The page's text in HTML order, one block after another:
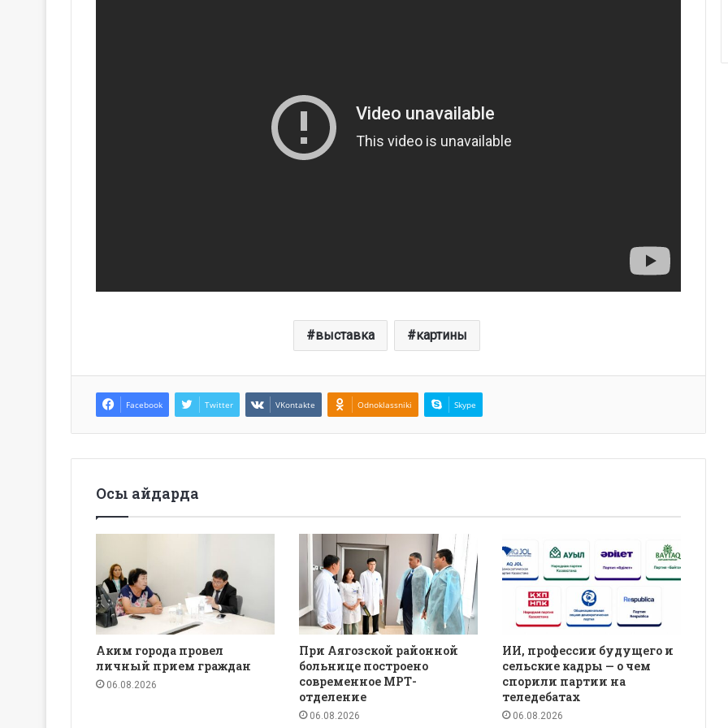
выставка картины
Facebook Twitter VKontakte Odnoklassniki Skype
Осы айдарда
Аким города провел
личный прием граждан
06.08.2026
При Аягозской районной
больнице построено
современное МРТ-
отделение
06.08.2026
ИИ, профессии будущего и
сельские кадры — о чем
спорили партии на
теледебатах
06.08.2026